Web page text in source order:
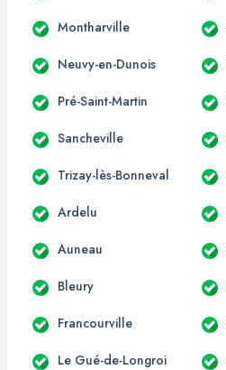
Montharville
Neuvy-en-Dunois
Pré-Saint-Martin
Sancheville
Trizay-lès-Bonneval
Ardelu
Auneau
Bleury
Francourville
Le Gué-de-Longroi